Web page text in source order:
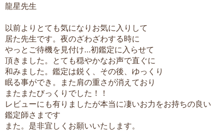
龍星先生
以前よりとても気になりお気に入りして
居た先生です。夜のざわざわする時に
やっとご待機を見付け…初鑑定に入らせて
頂きました。とても穏やかなお声で直ぐに
和みました。鑑定は鋭く、その後、ゆっくり
眠る事ができ。また肩の重さが消えており
またまたびっくりでした！！
レビューにも有りましたが本当に凄いお力をお持ちの良い
鑑定師さまです
また。是非宜しくお願いいたします。